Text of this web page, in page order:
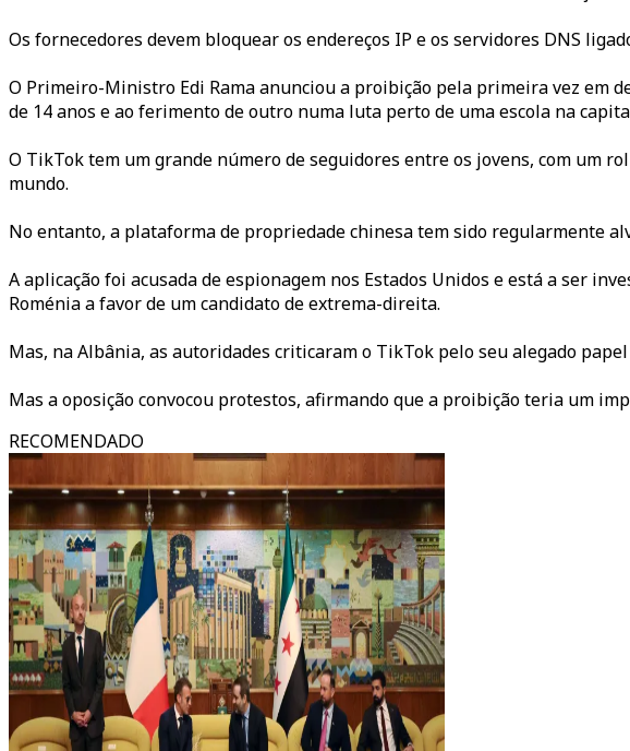
Os fornecedores devem bloquear os endereços IP e os servidores DNS
O Primeiro-Ministro Edi Rama anunciou a proibição pela primeira vez em
de 14 anos e ao ferimento de outro numa luta perto de uma escola na
O TikTok tem um grande número de seguidores entre os jovens, com um
mundo.
No entanto, a plataforma de propriedade chinesa tem sido regularmente
A aplicação foi acusada de espionagem nos Estados Unidos e está a ser
Roménia a favor de um candidato de extrema-direita.
Mas, na Albânia, as autoridades criticaram o TikTok pelo seu alegado
Mas a oposição convocou protestos, afirmando que a proibição teria um
RECOMENDADO